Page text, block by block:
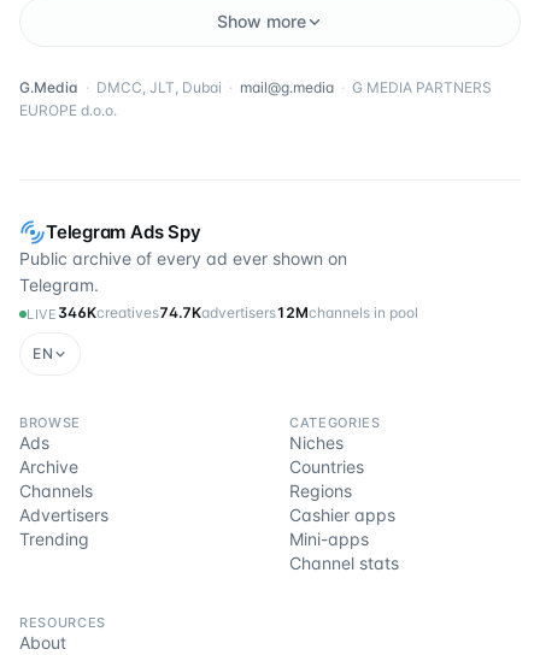
Telegram Ads Spy
Public archive of every ad ever shown on
Telegram.
LIVE 346Kcreatives74.7Kadvertisers12Mchannels in pool
EN
BROWSE
Ads
Archive
Channels
Advertisers
Trending
CATEGORIES
Niches
Countries
Regions
Cashier apps
Mini-apps
Channel stats
RESOURCES
About
Show more
G.Media · DMCC, JLT, Dubai · mail@g.media · G MEDIA PARTNERS
EUROPE d.o.o.